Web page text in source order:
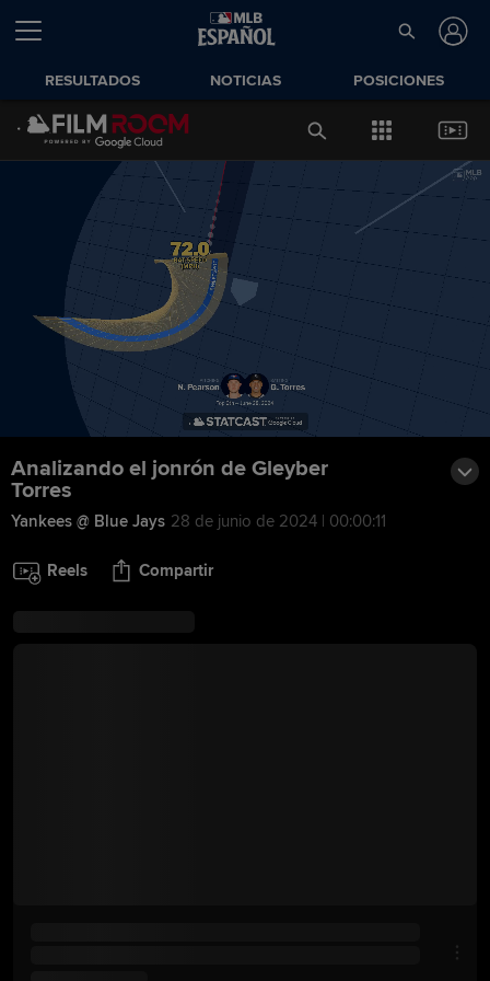
RESULTADOS NOTICIAS POSICIONES
Analizando el jonrón de Gleyber
Torres
Yankees @ Blue Jays 28 de junio de 2024 | 00:00:11
Reels Compartir